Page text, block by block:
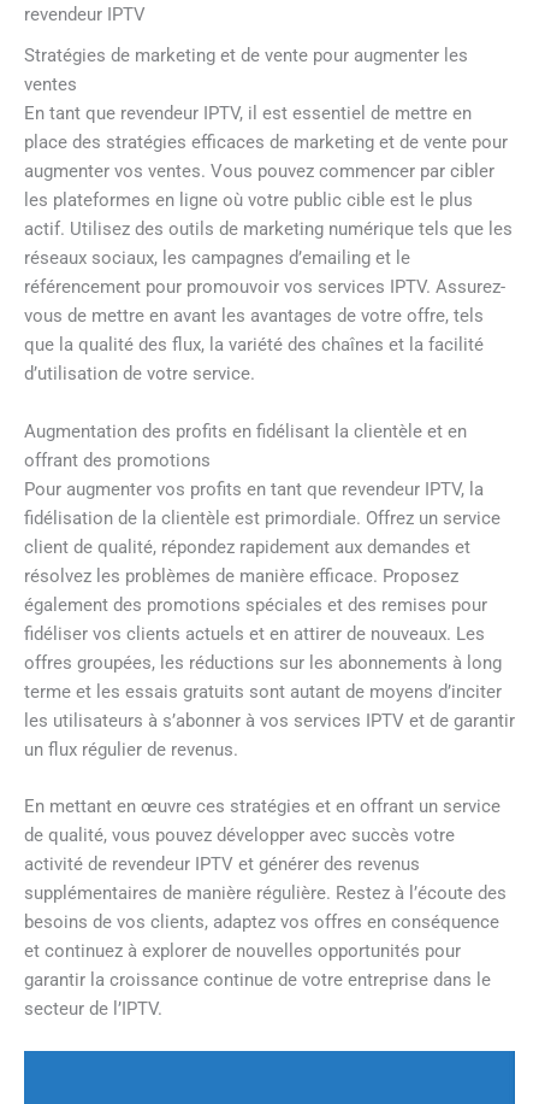
revendeur IPTV
Stratégies de marketing et de vente pour augmenter les
ventes
En tant que revendeur IPTV, il est essentiel de mettre en
place des stratégies efficaces de marketing et de vente pour
augmenter vos ventes. Vous pouvez commencer par cibler
les plateformes en ligne où votre public cible est le plus
actif. Utilisez des outils de marketing numérique tels que les
réseaux sociaux, les campagnes d’emailing et le
référencement pour promouvoir vos services IPTV. Assurez-
vous de mettre en avant les avantages de votre offre, tels
que la qualité des flux, la variété des chaînes et la facilité
d’utilisation de votre service.
Augmentation des profits en fidélisant la clientèle et en
offrant des promotions
Pour augmenter vos profits en tant que revendeur IPTV, la
fidélisation de la clientèle est primordiale. Offrez un service
client de qualité, répondez rapidement aux demandes et
résolvez les problèmes de manière efficace. Proposez
également des promotions spéciales et des remises pour
fidéliser vos clients actuels et en attirer de nouveaux. Les
offres groupées, les réductions sur les abonnements à long
terme et les essais gratuits sont autant de moyens d’inciter
les utilisateurs à s’abonner à vos services IPTV et de garantir
un flux régulier de revenus.
En mettant en œuvre ces stratégies et en offrant un service
de qualité, vous pouvez développer avec succès votre
activité de revendeur IPTV et générer des revenus
supplémentaires de manière régulière. Restez à l’écoute des
besoins de vos clients, adaptez vos offres en conséquence
et continuez à explorer de nouvelles opportunités pour
garantir la croissance continue de votre entreprise dans le
secteur de l’IPTV.